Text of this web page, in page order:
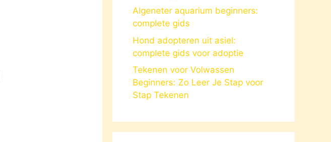
Algeneter aquarium beginners:
complete gids
Hond adopteren uit asiel:
complete gids voor adoptie
Tekenen voor Volwassen
Beginners: Zo Leer Je Stap voor
Stap Tekenen